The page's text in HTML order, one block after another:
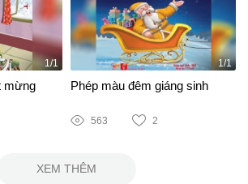
1/1
mừng
1/1
Phép màu đêm giáng sinh
563 2
XEM THÊM